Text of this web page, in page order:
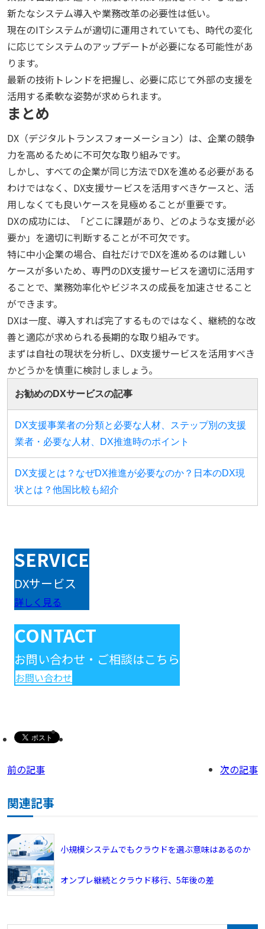
新たなシステム導入や業務改革の必要性は低い。
現在のITシステムが適切に運用されていても、時代の変化
に応じてシステムのアップデートが必要になる可能性があ
ります。
最新の技術トレンドを把握し、必要に応じて外部の支援を
活用する柔軟な姿勢が求められます。
まとめ
DX（デジタルトランスフォーメーション）は、企業の競争
力を高めるために不可欠な取り組みです。
しかし、すべての企業が同じ方法でDXを進める必要がある
わけではなく、DX支援サービスを活用すべきケースと、活
用しなくても良いケースを見極めることが重要です。
DXの成功には、「どこに課題があり、どのような支援が必
要か」を適切に判断することが不可欠です。
特に中小企業の場合、自社だけでDXを進めるのは難しい
ケースが多いため、専門のDX支援サービスを適切に活用す
ることで、業務効率化やビジネスの成長を加速させること
ができます。
DXは一度、導入すれば完了するものではなく、継続的な改
善と適応が求められる長期的な取り組みです。
まずは自社の現状を分析し、DX支援サービスを活用すべき
かどうかを慎重に検討しましょう。
お勧めのDXサービスの記事
DX支援事業者の分類と必要な人材、ステップ別の支援
業者・必要な人材、DX推進時のポイント
DX支援とは？なぜDX推進が必要なのか？日本のDX現
状とは？他国比較も紹介
SERVICE
DXサービス
詳しく見る
CONTACT
お問い合わせ・ご相談はこちら
お問い合わせ
前の記事 次の記事
関連記事
小規模システムでもクラウドを選ぶ意味はあるのか
オンプレ継続とクラウド移行、5年後の差